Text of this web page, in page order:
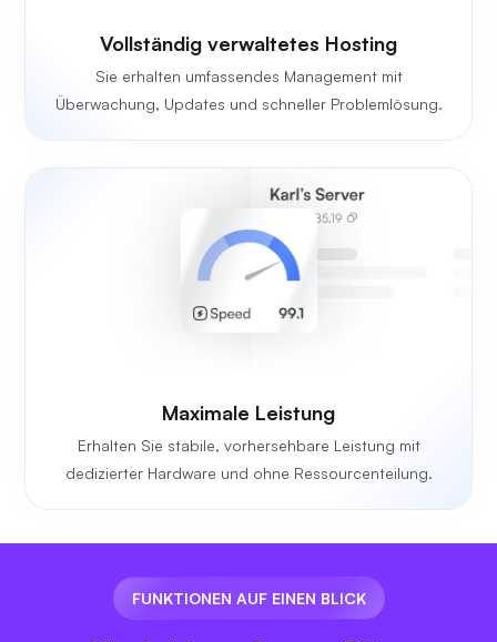
Vollständig verwaltetes Hosting
Sie erhalten umfassendes Management mit
Überwachung, Updates und schneller Problemlösung.
Maximale Leistung
Erhalten Sie stabile, vorhersehbare Leistung mit
dedizierter Hardware und ohne Ressourcenteilung.
FUNKTIONEN AUF EINEN BLICK